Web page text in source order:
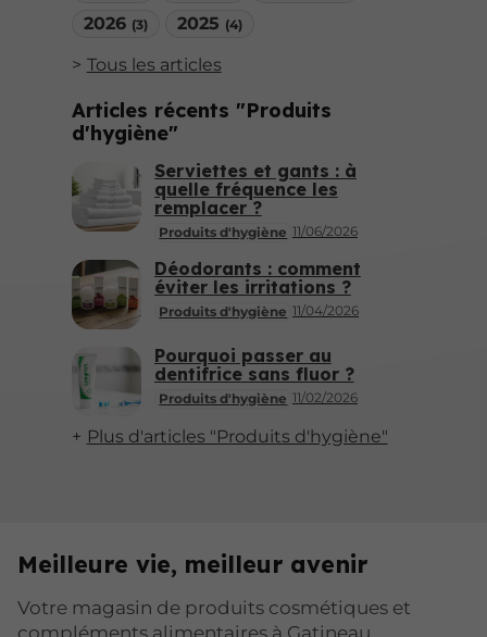
2026 (3) 2025 (4)
Tous les articles
Articles récents "Produits
d'hygiène"
Produits d'hygiène 11/06/2026
Serviettes et gants : à
quelle fréquence les
remplacer ?
Produits d'hygiène 11/04/2026
Déodorants : comment
éviter les irritations ?
Produits d'hygiène 11/02/2026
Pourquoi passer au
dentifrice sans fluor ?
Plus d'articles "Produits d'hygiène"
Meilleure vie, meilleur avenir
Votre magasin de produits cosmétiques et